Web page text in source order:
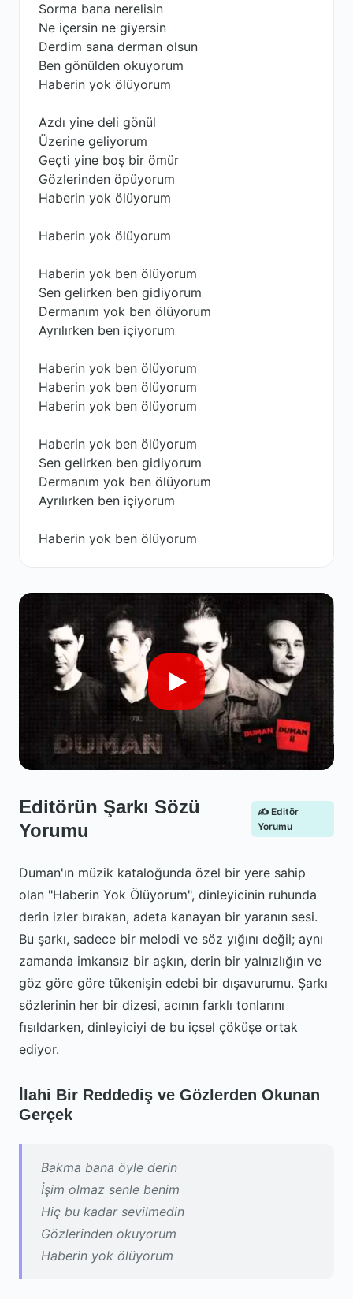
Sorma bana nerelisin
Ne içersin ne giyersin
Derdim sana derman olsun
Ben gönülden okuyorum
Haberin yok ölüyorum
Azdı yine deli gönül
Üzerine geliyorum
Geçti yine boş bir ömür
Gözlerinden öpüyorum
Haberin yok ölüyorum
Haberin yok ölüyorum
Haberin yok ben ölüyorum
Sen gelirken ben gidiyorum
Dermanım yok ben ölüyorum
Ayrılırken ben içiyorum
Haberin yok ben ölüyorum
Haberin yok ben ölüyorum
Haberin yok ben ölüyorum
Haberin yok ben ölüyorum
Sen gelirken ben gidiyorum
Dermanım yok ben ölüyorum
Ayrılırken ben içiyorum
Haberin yok ben ölüyorum
Editörün Şarkı Sözü
Yorumu
✍️ Editör
Yorumu
Duman'ın müzik kataloğunda özel bir yere sahip
olan "Haberin Yok Ölüyorum", dinleyicinin ruhunda
derin izler bırakan, adeta kanayan bir yaranın sesi.
Bu şarkı, sadece bir melodi ve söz yığını değil; aynı
zamanda imkansız bir aşkın, derin bir yalnızlığın ve
göz göre göre tükenişin edebi bir dışavurumu. Şarkı
sözlerinin her bir dizesi, acının farklı tonlarını
fısıldarken, dinleyiciyi de bu içsel çöküşe ortak
ediyor.
İlahi Bir Reddediş ve Gözlerden Okunan
Gerçek
Bakma bana öyle derin
İşim olmaz senle benim
Hiç bu kadar sevilmedin
Gözlerinden okuyorum
Haberin yok ölüyorum